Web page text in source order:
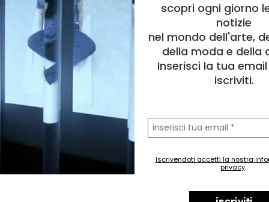
scopri ogni giorno
notizie
nel mondo dell'arte,
della moda e della
Inserisci la tua
iscriviti.
la
tua
email
Iscrivendoti accetti la nostra
privacy.
Pittura
Architettura
palazzinaromana,architettodicastro,
120 cm